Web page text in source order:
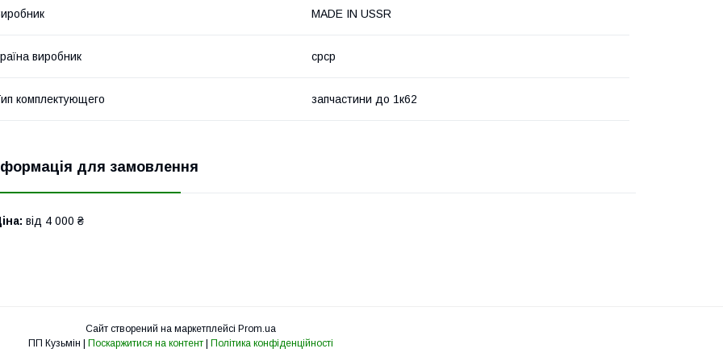
MADE IN USSR
виробник срср
комплектующего запчастини до 1к62
для замовлення
від 4 000 ₴
Сайт створений на маркетплейсі Prom.ua
ПП Кузьмін | Поскаржитися на контент | Політика конфіденційності